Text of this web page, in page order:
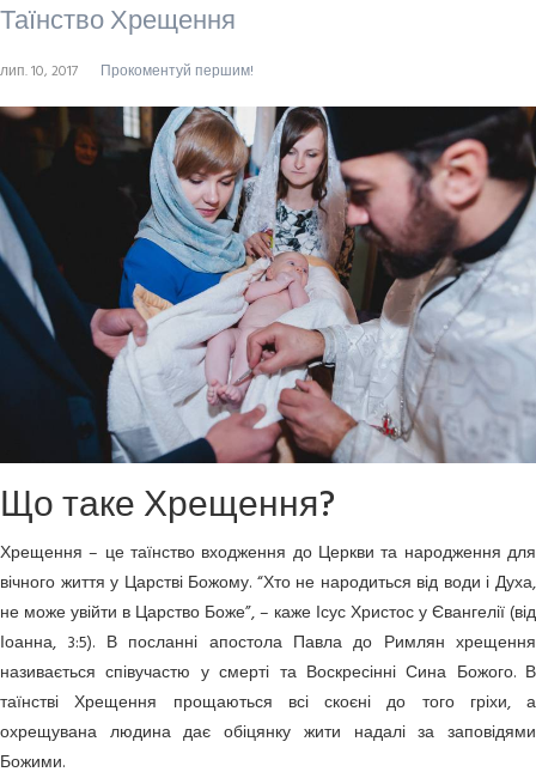
Таїнство Хрещення
лип. 10, 2017 Прокоментуй першим!
Що таке Хрещення?
Хрещення – це таїнство входження до Церкви та народження для
вічного життя у Царстві Божому. “Хто не народиться від води і Духа,
не може увійти в Царство Боже”, – каже Ісус Христос у Євангелії (від
Іоанна, 3:5). В посланні апостола Павла до Римлян хрещення
називається співучастю у смерті та Воскресінні Сина Божого. В
таїнстві Хрещення прощаються всі скоєні до того гріхи, а
охрещувана людина дає обіцянку жити надалі за заповідями
Божими.